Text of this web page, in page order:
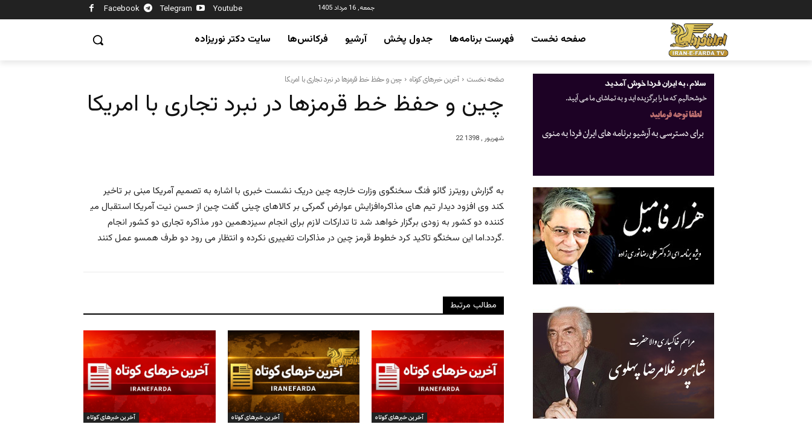
Facebook Telegram Youtube جمعه, 16 مرداد 1405
صفحه نخست فهرست برنامه‌ها جدول پخش آرشیو فرکانس‌ها سایت دکتر نوریزاده
صفحه نخست آخرین خبرهای کوتاه چین و حفظ خط قرمزها در نبرد تجاری با امریکا
چین و حفظ خط قرمزها در نبرد تجاری با امریکا
22 شهریور , 1398
به گزارش رویترز گائو فنگ سخنگوی وزارت خارجه چین دریک نشست خبری با اشاره به تصمیم آمریکا مبنی بر تاخیر
افزایش عوارض گمرکی بر کالاهای چینی گفت چین از حسن نیت آمریکا استقبال می‎کند وی افزود دیدار تیم های مذاکره
کننده دو کشور به زودی برگزار خواهد شد تا تدارکات لازم برای انجام سیزدهمین دور مذاکره تجاری دو کشور انجام
گردد.اما این سخنگو تاکید کرد خطوط قرمز چین در مذاکرات تغییری نکرده و انتظار می رود دو طرف همسو عمل کنند.
مطالب مرتبط
آخرین خبرهای کوتاه آخرین خبرهای کوتاه آخرین خبرهای کوتاه